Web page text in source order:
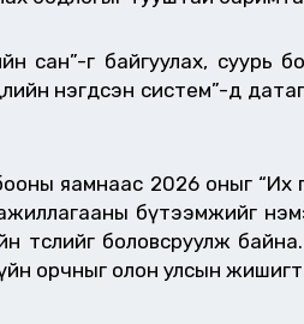
сан”-г байгуулах, суурь
нэгдсэн систем”-д
яамнаас 2026 оныг “Их
бүтээмжийг
төслийг боловсруулж
орчныг олон улсын